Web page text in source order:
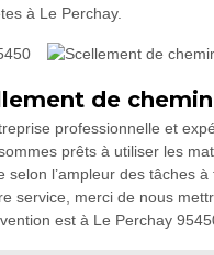
à Le Perchay.
de
professionnelle et
prêts à utiliser les
l’ampleur des tâches
service, merci de nous
est à Le Perchay